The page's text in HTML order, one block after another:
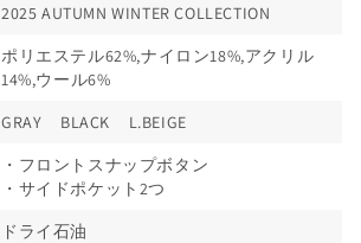
2025 AUTUMN WINTER COLLECTION
ポリエステル62%,ナイロン18%,アクリル
14%,ウール6%
GRAY BLACK
L.BEIGE
・フロントスナップボタン
・サイドポケット2つ
ドライ石油